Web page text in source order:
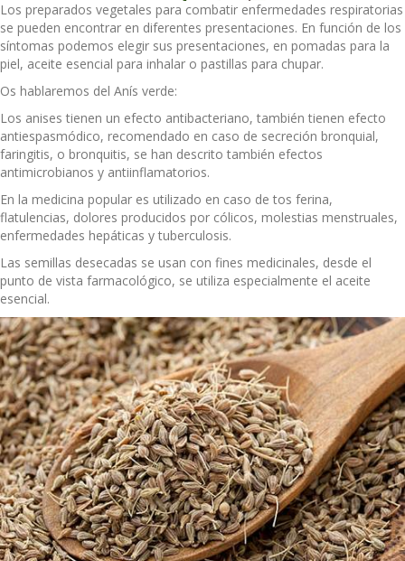
Los preparados vegetales para combatir enfermedades respiratorias
se pueden encontrar en diferentes presentaciones. En función de los
síntomas podemos elegir sus presentaciones, en pomadas para la
piel, aceite esencial para inhalar o pastillas para chupar.
Os hablaremos del Anís verde:
Los anises tienen un efecto antibacteriano, también tienen efecto
antiespasmódico, recomendado en caso de secreción bronquial,
faringitis, o bronquitis, se han descrito también efectos
antimicrobianos y antiinflamatorios.
En la medicina popular es utilizado en caso de tos ferina,
flatulencias, dolores producidos por cólicos, molestias menstruales,
enfermedades hepáticas y tuberculosis.
Las semillas desecadas se usan con fines medicinales, desde el
punto de vista farmacológico, se utiliza especialmente el aceite
esencial.